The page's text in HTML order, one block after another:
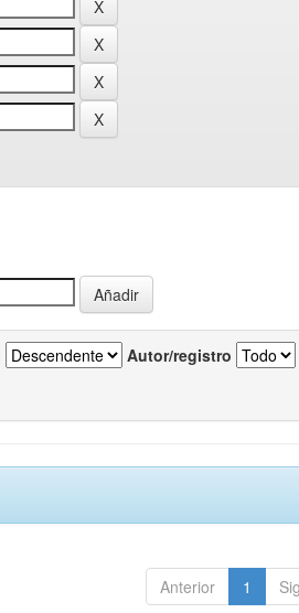
Autor/registro
Anterior 1